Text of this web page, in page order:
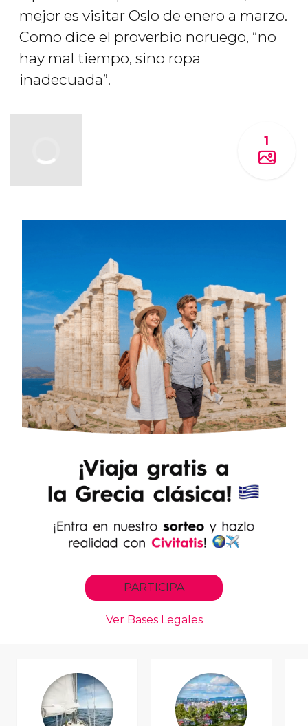
mejor es visitar Oslo de enero a marzo.
Como dice el proverbio noruego, “no
hay mal tiempo, sino ropa
inadecuada”.
1